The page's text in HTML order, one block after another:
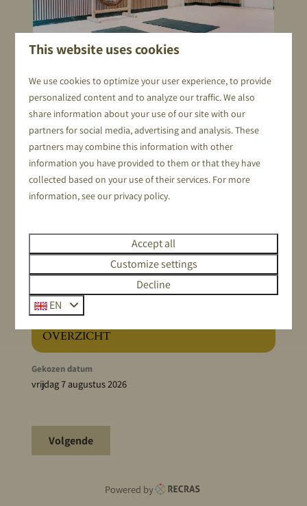
Reformer Pilates
€ 10,00
Volgende
OVERZICHT
Gekozen datum
vrijdag 7 augustus 2026
Powered by
This website uses cookies
We use cookies to optimize your user experience, to provide
personalized content and to analyze our traffic. We also
share information about your use of our site with our
partners for social media, advertising and analysis. These
partners may combine this information with other
information you have provided to them or that they have
collected based on your use of their services. For more
information, see our privacy policy.
Accept all
Customize settings
Decline
EN